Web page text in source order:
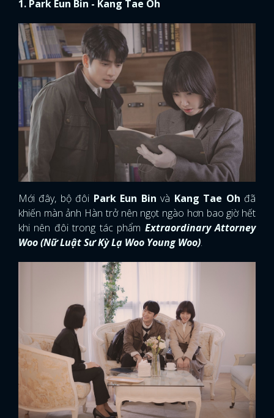
1. Park Eun Bin - Kang Tae Oh
Mới đây, bộ đôi Park Eun Bin và Kang Tae Oh đã
khiến màn ảnh Hàn trở nên ngọt ngào hơn bao giờ hết
khi nên đôi trong tác phẩm Extraordinary Attorney
Woo (Nữ Luật Sư Kỳ Lạ Woo Young Woo).